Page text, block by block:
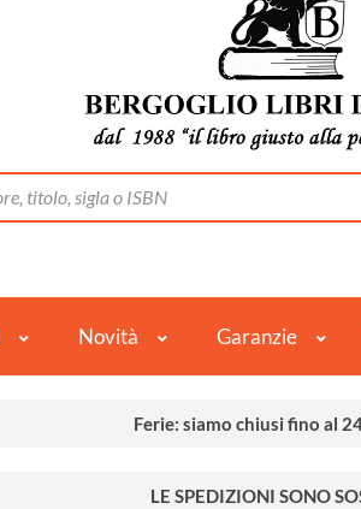
Novità Garanzie
Ferie: siamo chiusi fino al
LE SPEDIZIONI SONO